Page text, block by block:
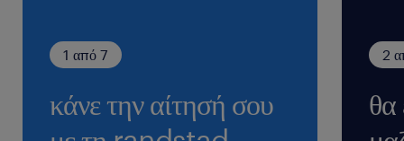
1 από 7
κάνε την αίτησή σου
2
θα